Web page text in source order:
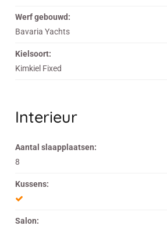
Werf gebouwd:
Bavaria Yachts
Kielsoort:
Kimkiel Fixed
Interieur
Aantal slaapplaatsen:
8
Kussens:
Salon: